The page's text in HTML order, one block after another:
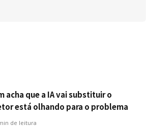
acha que a IA vai substituir o
está olhando para o problema
de leitura